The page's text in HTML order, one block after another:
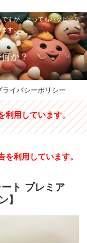
すが、とってもハッピーな
ます。
か？
ライバシーポリシー
利用しています。
を利用しています。
ト プレミア
】